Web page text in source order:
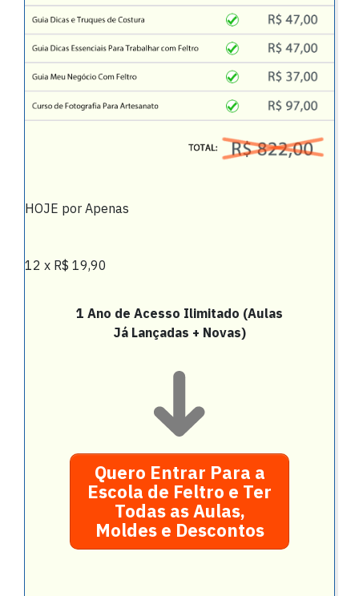
HOJE por Apenas
12 x R$ 19,90
1 Ano de Acesso Ilimitado (Aulas
Já Lançadas + Novas)
Quero Entrar Para a
Escola de Feltro e Ter
Todas as Aulas,
Moldes e Descontos